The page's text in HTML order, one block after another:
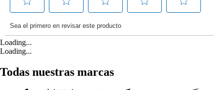
Loading...
Loading...
Todas nuestras marcas